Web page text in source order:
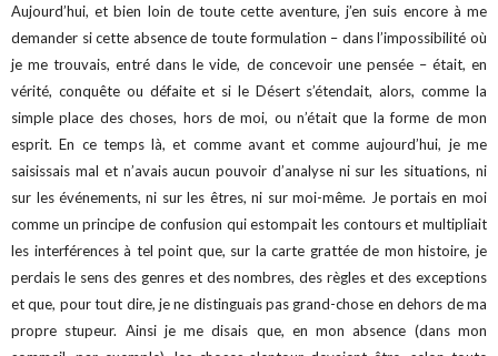
Aujourd’hui, et bien loin de toute cette aventure, j’en suis encore à me
demander si cette absence de toute formulation – dans l’impossibilité où
je me trouvais, entré dans le vide, de concevoir une pensée – était, en
vérité, conquête ou défaite et si le Désert s’étendait, alors, comme la
simple place des choses, hors de moi, ou n’était que la forme de mon
esprit. En ce temps là, et comme avant et comme aujourd’hui, je me
saisissais mal et n’avais aucun pouvoir d’analyse ni sur les situations, ni
sur les événements, ni sur les êtres, ni sur moi-même. Je portais en moi
comme un principe de confusion qui estompait les contours et multipliait
les interférences à tel point que, sur la carte grattée de mon histoire, je
perdais le sens des genres et des nombres, des règles et des exceptions
et que, pour tout dire, je ne distinguais pas grand-chose en dehors de ma
propre stupeur. Ainsi je me disais que, en mon absence (dans mon